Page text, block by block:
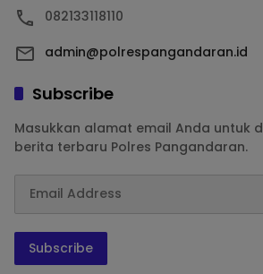
082133118110
admin@polrespangandaran.id
Subscribe
Masukkan alamat email Anda untuk
berita terbaru Polres Pangandaran.
Subscribe